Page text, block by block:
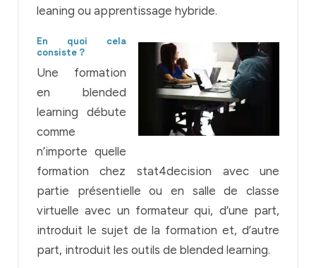
leaning ou apprentissage hybride.
En quoi cela
consiste ?
Une formation
en blended
learning débute
comme
n’importe quelle
formation chez stat4decision avec une
partie présentielle ou en salle de classe
virtuelle avec un formateur qui, d’une part,
introduit le sujet de la formation et, d’autre
part, introduit les outils de blended learning.